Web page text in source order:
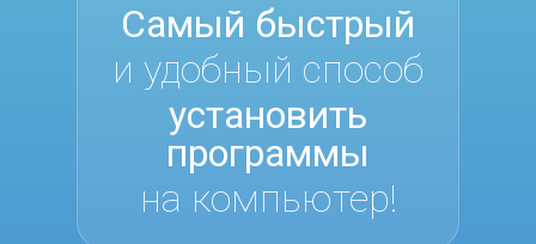
Самый быстрый
и удобный способ
установить
программы
на компьютер!